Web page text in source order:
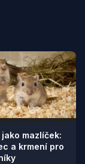
jako mazlíček:
a krmení pro